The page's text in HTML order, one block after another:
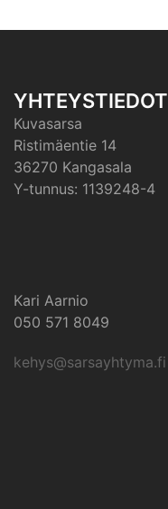
YHTEYSTIEDOT
Kuvasarsa
Ristimäentie 14
36270 Kangasala
Y-tunnus: 1139248-4
Kari Aarnio
050 571 8049
kehys@sarsayhtyma.fi